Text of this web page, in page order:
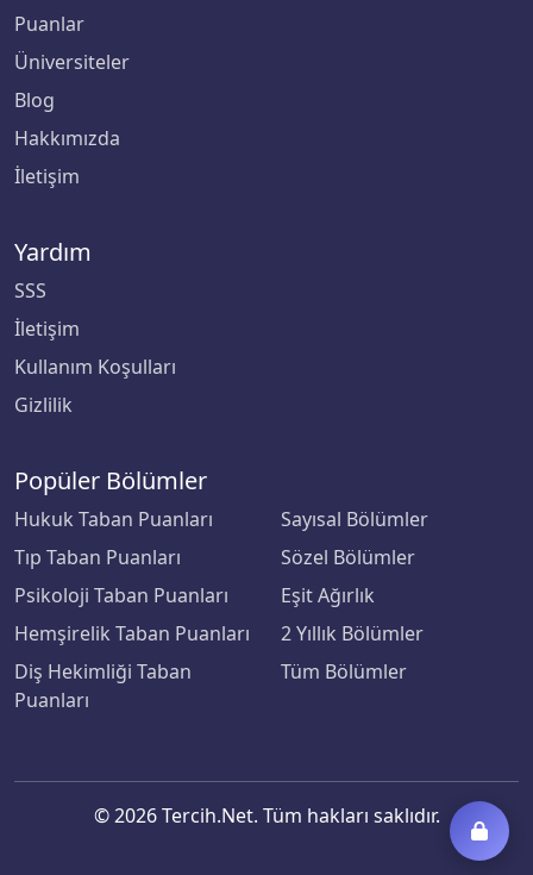
Muş Alparslan Üniversitesi
Nevşehir Hacı Bektaş Veli Üniversitesi
ODTÜ Kuzey Kıbrıs Kampusu
Ondokuz Mayıs Üniversitesi
Osmaniye Korkut Ata Üniversitesi
Ostim Teknik Üniversitesi
Özyeğin Üniversitesi
Puanlar
Üniversiteler
Blog
Hakkımızda
İletişim
Yardım
SSS
İletişim
Kullanım Koşulları
Gizlilik
Popüler Bölümler
Hukuk Taban Puanları
Tıp Taban Puanları
Psikoloji Taban Puanları
Hemşirelik Taban Puanları
Diş Hekimliği Taban
Puanları
Sayısal Bölümler
Sözel Bölümler
Eşit Ağırlık
2 Yıllık Bölümler
Tüm Bölümler
© 2026 Tercih.Net. Tüm hakları saklıdır.